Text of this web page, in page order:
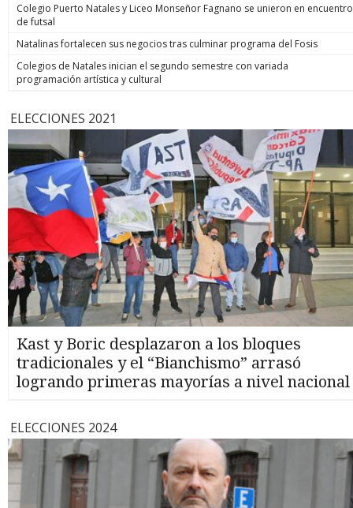
Colegio Puerto Natales y Liceo Monseñor Fagnano se unieron en encuentro
de futsal
Natalinas fortalecen sus negocios tras culminar programa del Fosis
Colegios de Natales inician el segundo semestre con variada
programación artística y cultural
ELECCIONES 2021
Kast y Boric desplazaron a los bloques
tradicionales y el “Bianchismo” arrasó
logrando primeras mayorías a nivel nacional
ELECCIONES 2024